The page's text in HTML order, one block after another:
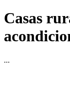
Casas
...